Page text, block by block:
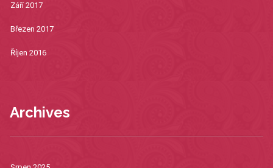
Září 2017
Březen 2017
Říjen 2016
Archives